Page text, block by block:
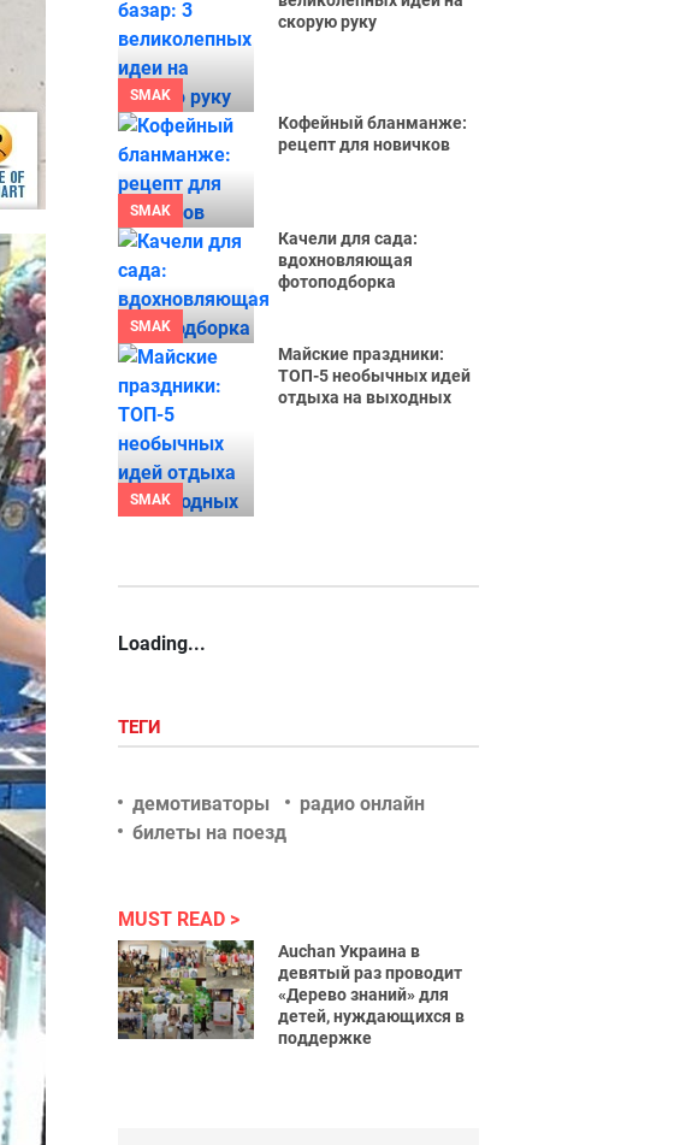
SMAK
скорую руку
SMAK
Кофейный бланманже:
рецепт для новичков
SMAK
Качели для сада:
вдохновляющая
фотоподборка
SMAK
Майские праздники:
ТОП-5 необычных идей
отдыха на выходных
Loading...
ТЕГИ
демотиваторы
радио онлайн
билеты на поезд
MUST READ
Auchan Украина в
девятый раз проводит
«Дерево знаний» для
детей, нуждающихся в
поддержке